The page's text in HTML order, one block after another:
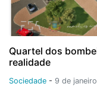
Quartel dos
realidade
Sociedade - 9 de